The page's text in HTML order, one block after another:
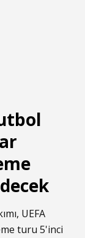
UEFA
turu 5'inci